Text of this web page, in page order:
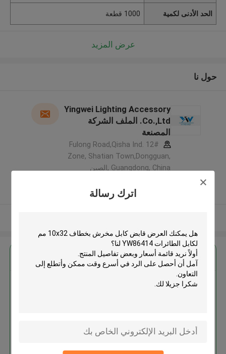
اترك رسالة
الحد الأدنى لكمية 1000 قطعة
عرض المزيد
حول نا
Yingwei Lighting Accessory
Co.,Ltd. الملف الشركة
المصنعة
12# Fulong Road,Qisha Ind.
Zone, Shatian Town,Dongguan,
Guangdong, China ,الصين
يدقّق ممون
احصل على افضل سعر ل